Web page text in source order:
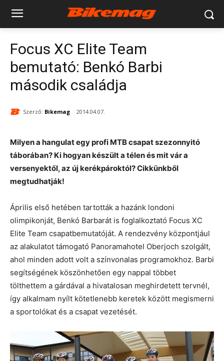
Focus XC Elite Team
bemutató: Benkó Barbi
második családja
Szerző: Bikemag 2014.04.07.
Milyen a hangulat egy profi MTB csapat szezonnyitó
táborában? Ki hogyan készült a télen és mit vár a
versenyektől, az új kerékpároktól? Cikkünkből
megtudhatják!
Április első hetében tartották a hazánk londoni
olimpikonját, Benkó Barbarát is foglalkoztató Focus XC
Elite Team csapatbemutatóját. A rendezvény központjául
az alakulatot támogató Panoramahotel Oberjoch szolgált,
ahol minden adott volt a színvonalas programokhoz. Barbi
segítségének köszönhetően egy nappal többet
tölthettem a gárdával a hivatalosan meghirdetett tervnél,
így alkalmam nyílt kötetlenebb keretek között megismerni
a sportolókat és a csapat vezetését.